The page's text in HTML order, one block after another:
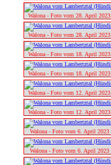
Walona - Foto vom 28. April 2023
Walona - Foto vom 28. April 2023
Walona - Foto vom 18. April 2023
Walona - Foto vom 18. April 2023
Walona - Foto vom 12. April 2023
Walona - Foto vom 12. April 2023
Walona - Foto vom 6. April 2023
Walona - Foto vom 6. April 2023